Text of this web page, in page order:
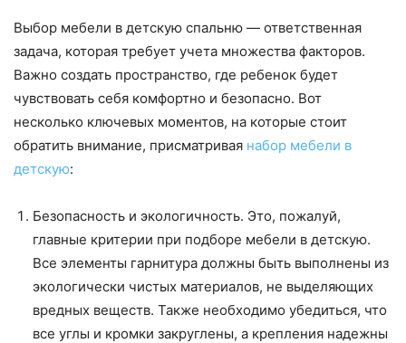
Выбор мебели в детскую спальню — ответственная
задача, которая требует учета множества факторов.
Важно создать пространство, где ребенок будет
чувствовать себя комфортно и безопасно. Вот
несколько ключевых моментов, на которые стоит
обратить внимание, присматривая набор мебели в
детскую:
Безопасность и экологичность. Это, пожалуй,
главные критерии при подборе мебели в детскую.
Все элементы гарнитура должны быть выполнены из
экологически чистых материалов, не выделяющих
вредных веществ. Также необходимо убедиться, что
все углы и кромки закруглены, а крепления надежны